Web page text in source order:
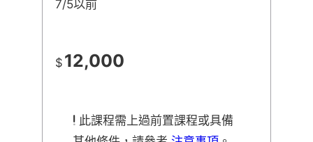
7/5以前
$ 12,000
此課程需上過前置課程或具備